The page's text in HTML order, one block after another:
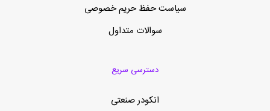
سیاست حفظ حریم خصوصی
سوالات متداول
دسترسی سریع
انکودر صنعتی